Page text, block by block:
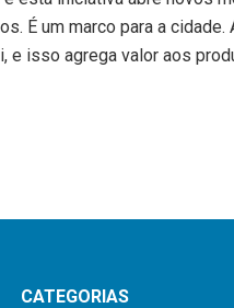
É um marco para a cidade.
e isso agrega valor aos
CATEGORIAS